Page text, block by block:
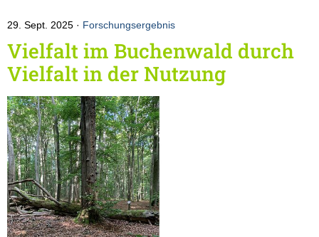
29. Sept. 2025 Forschungsergebnis
Vielfalt im Buchenwald durch
Vielfalt in der Nutzung